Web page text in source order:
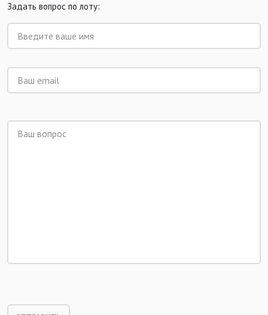
Задать вопрос по лоту: